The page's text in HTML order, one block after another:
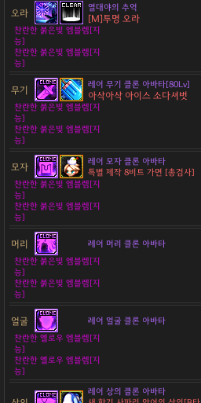
오라 열대야의 추억
[M]투명 오라
찬란한 붉은빛 엠블렘[지
능]
찬란한 붉은빛 엠블렘[지
능]
무기 레어 무기 클론 아바타[80Lv]
아삭아삭 아이스 소다셔벗
찬란한 붉은빛 엠블렘[지
능]
찬란한 붉은빛 엠블렘[지
능]
모자
레어 모자 클론 아바타
특별 제작 8비트 가면 [총검사]
찬란한 붉은빛 엠블렘[지
능]
찬란한 붉은빛 엠블렘[지
능]
머리 레어 머리 클론 아바타
찬란한 붉은빛 엠블렘[지
능]
찬란한 붉은빛 엠블렘[지
능]
얼굴 레어 얼굴 클론 아바타
찬란한 옐로우 엠블렘[지
능]
찬란한 옐로우 엠블렘[지
능]
레어 상의 클론 아바타